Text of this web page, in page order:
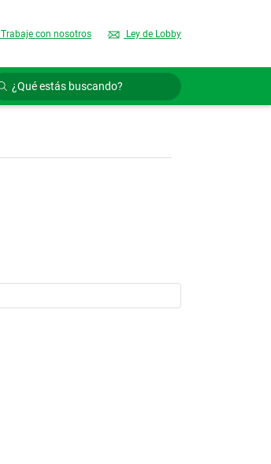
Trabaje con nosotros Ley de Lobby